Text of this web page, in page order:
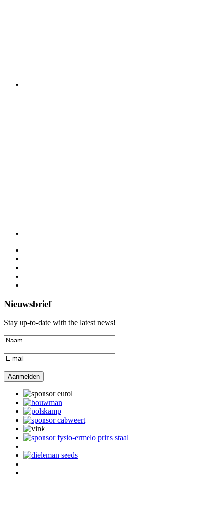
Nieuwsbrief
Stay up-to-date with the latest news!